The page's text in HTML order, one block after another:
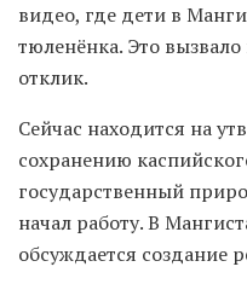
видео, где дети в
тюленёнка. Это
отклик.
Сейчас находится на
сохранению
государственный
начал работу. В
обсуждается создание